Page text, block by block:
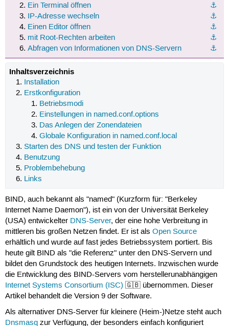
⚓︎
Ein Terminal öffnen
⚓︎
IP-Adresse wechseln
⚓︎
Einen Editor öffnen
⚓︎
mit Root-Rechten arbeiten
⚓︎
Abfragen von Informationen von DNS-Servern
Inhaltsverzeichnis
Installation
Erstkonfiguration
Betriebsmodi
Einstellungen in named.conf.options
Das Anlegen der Zonendateien
Globale Konfiguration in named.conf.local
Starten des DNS und testen der Funktion
Benutzung
Problembehebung
Links
BIND, auch bekannt als "named" (Kurzform für: "Berkeley
Internet Name Daemon"), ist ein von der Universität Berkeley
(USA) entwickelter DNS-Server, der eine hohe Verbreitung in
mittleren bis großen Netzen findet. Er ist als Open Source
erhältlich und wurde auf fast jedes Betriebssystem portiert. Bis
heute gilt BIND als "die Referenz" unter den DNS-Servern und
bildet den Grundstock des heutigen Internets. Inzwischen wurde
die Entwicklung des BIND-Servers vom herstellerunabhängigen
Internet Systems Consortium (ISC) 🇬🇧 übernommen. Dieser
Artikel behandelt die Version 9 der Software.
Als alternativer DNS-Server für kleinere (Heim-)Netze steht auch
Dnsmasqzur Verfügung, der besonders einfach konfiguriert